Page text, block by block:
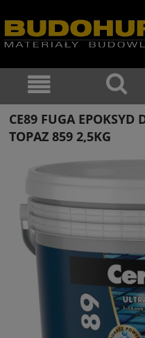
CE89 FUGA EPOKSYD
TOPAZ 859 2,5KG